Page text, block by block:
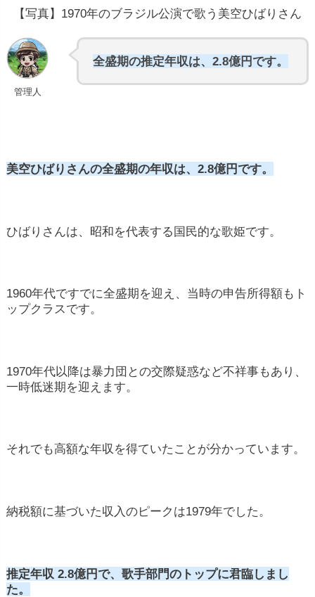
【写真】1970年のブラジル公演で歌う美空ひばりさん
管理人
全盛期の推定年収は、2.8億円です。
美空ひばりさんの全盛期の年収は、2.8億円です。
ひばりさんは、昭和を代表する国民的な歌姫です。
1960年代ですでに全盛期を迎え、当時の申告所得額もト
ップクラスです。
1970年代以降は暴力団との交際疑惑など不祥事もあり、
一時低迷期を迎えます。
それでも高額な年収を得ていたことが分かっています。
納税額に基づいた収入のピークは1979年でした。
推定年収 2.8億円で、歌手部門のトップに君臨しまし
た。